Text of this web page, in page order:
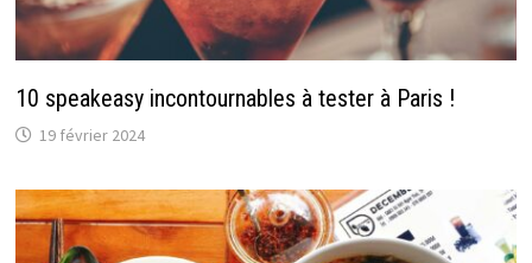
10 speakeasy incontournables à tester à Paris !
19 février 2024